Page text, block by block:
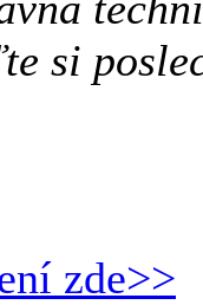
si
zde>>